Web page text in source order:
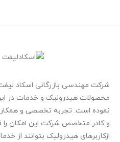
شرکت مهندسی بازرگانی اسکاد
نموده است. تجربه تخصصی و
و کادر متخصص شرکت این امکان را
ازکاربرهای هیدرولیک بتوانند از